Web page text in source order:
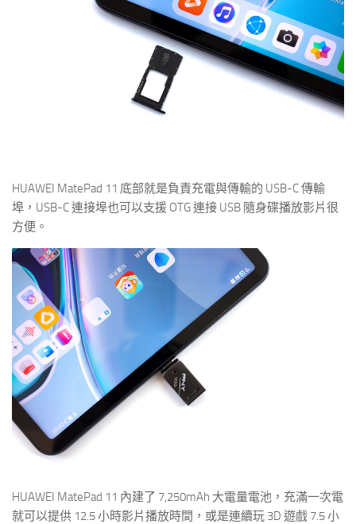
HUAWEI MatePad 11 底部就是負責充電與傳輸的 USB-C 傳輸
埠，USB-C 連接埠也可以支援 OTG 連接 USB 隨身碟播放影片很
方便。
HUAWEI MatePad 11 內建了 7,250mAh 大電量電池，充滿一次電
就可以提供 12.5 小時影片播放時間，或是連續玩 3D 遊戲 7.5 小